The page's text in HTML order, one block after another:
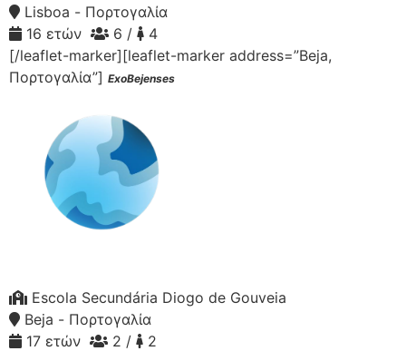
Lisboa - Πορτογαλία
16 ετών
6 /
4
[/leaflet-marker][leaflet-marker address=”Beja,
Πορτογαλία”] ExoBejenses
Escola Secundária Diogo de Gouveia
Beja - Πορτογαλία
17 ετών
2 /
2